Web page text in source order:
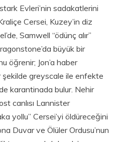
Evleri’nin sadakatlerini
Cersei, Kuzey’in diz
Samwell “ödünç alır”
büyük bir
öğrenir; Jon’a haber
şekilde greyscale ile enfekte
karantinada bulur. Nehir
canlısı Lannister
yollu” Cersei’yi öldüreceğini
Duvar ve Ölüler Ordusu’nun